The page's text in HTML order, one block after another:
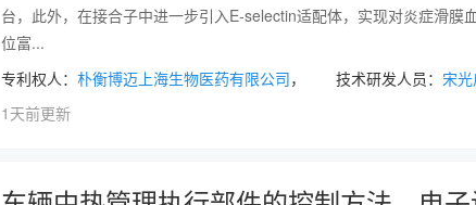
台，此外，在接合子中进一步引入E‑selectin适配体，实现对炎症滑膜
位富...
专利权人： 朴衡博迈上海生物医药有限公司， 技术研发人员： 宋光
1天前更新